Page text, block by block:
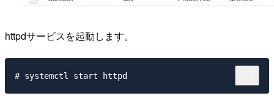
httpdサービスを起動します。